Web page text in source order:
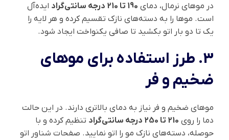
در موهای نرمال، دمای 190 تا 210 درجه سانتی‌گراد
ایده‌آل
است. موها را به دسته‌های نازک تقسیم کرده و هر لایه را
یک تا دو بار اتو بکشید تا صافی یکنواخت ایجاد شود.
3. طرز استفاده برای موهای
ضخیم و فر
موهای ضخیم و فر نیاز به دمای بالاتری دارند. در این حالت
دما را روی 210 تا 250 درجه سانتی‌گراد
تنظیم کرده و با
حوصله، دسته‌های نازک مو را اتو نمایید. صفحات شناور اتو